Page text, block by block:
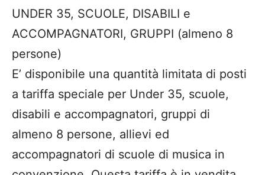
UNDER 35, SCUOLE, DISABILI e
ACCOMPAGNATORI, GRUPPI (almeno 8
persone)
E’ disponibile una quantità limitata di posti
a tariffa speciale per Under 35, scuole,
disabili e accompagnatori, gruppi di
almeno 8 persone, allievi ed
accompagnatori di scuole di musica in